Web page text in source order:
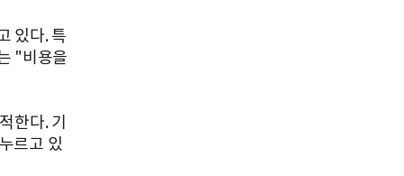
있다. 특
"비용을
한다. 기
르고 있